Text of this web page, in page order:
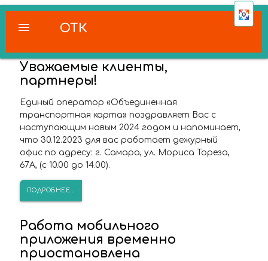
ОТК
menu
Уважаемые клиенты,
партнеры!
Единый оператор «Объединенная
транспортная карта» поздравляет Вас с
наступающим новым 2024 годом и напоминает,
что 30.12.2023 для вас работает дежурный
офис по адресу: г. Самара, ул. Мориса Тореза,
67А, (с 10.00 до 14.00).
ПОДРОБНЕЕ...
Работа мобильного
приложения временно
приостановлена